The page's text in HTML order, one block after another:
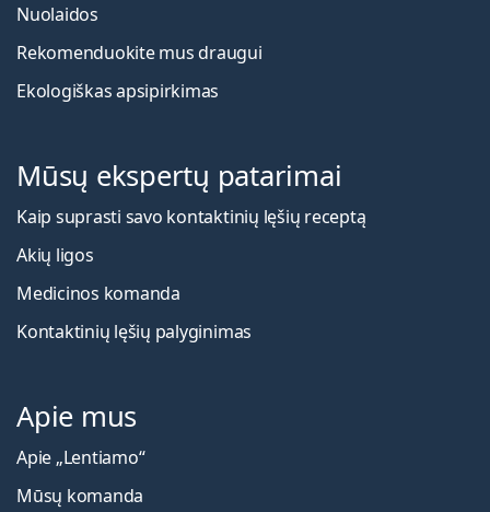
Nuolaidos
Rekomenduokite mus draugui
Ekologiškas apsipirkimas
Mūsų ekspertų patarimai
Kaip suprasti savo kontaktinių lęšių receptą
Akių ligos
Medicinos komanda
Kontaktinių lęšių palyginimas
Apie mus
Apie „Lentiamo“
Mūsų komanda